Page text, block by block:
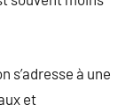
s’adresse à une
et